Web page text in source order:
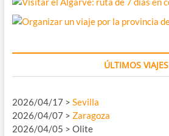
ÚLTIMOS VIAJES
2026/04/17 > Sevilla
2026/04/07 > Zaragoza
2026/04/05 > Olite